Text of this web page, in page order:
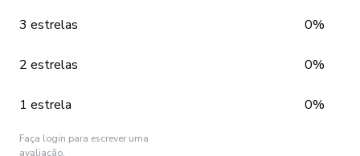
3 estrelas 0%
2 estrelas 0%
1 estrela 0%
Faça login para escrever uma
avaliação.